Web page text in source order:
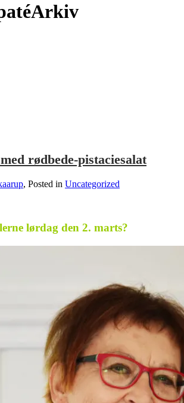
rødbede-pistaciesalat
, Posted in Uncategorized
lørdag den 2. marts?